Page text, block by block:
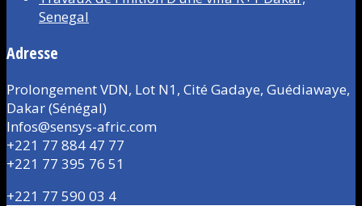
Senegal
Adresse
Prolongement VDN, Lot N1, Cité Gadaye, Guédiawaye,
Dakar (Sénégal)
Infos@sensys-afric.com
+221 77 884 47 77
+221 77 395 76 51
+221 77 590 03 4